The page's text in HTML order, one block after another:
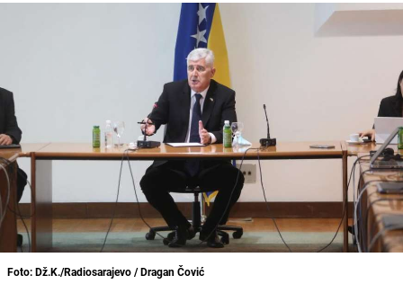
Foto: Dž.K./Radiosarajevo / Dragan Čović